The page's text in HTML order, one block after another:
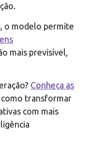
o modelo permite
mais previsível,
Conheça as
como transformar
com mais